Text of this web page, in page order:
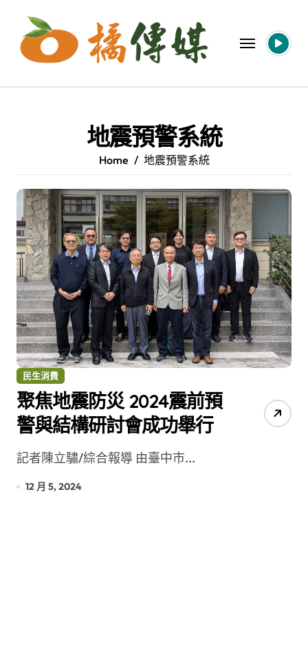
content
地震預警系統
Home 地震預警系統
民生消費
聚焦地震防災 2024震前預
警與結構研討會成功舉行
記者陳立驌/綜合報導 由臺中市...
12 月 5, 2024